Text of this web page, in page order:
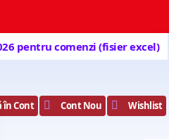
pentru comenzi (fisier excel)
Cont Cont Nou Wishlist